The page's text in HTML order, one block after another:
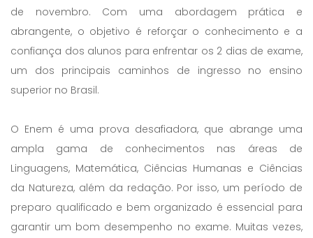
de novembro. Com uma abordagem prática e
abrangente, o objetivo é reforçar o conhecimento e a
confiança dos alunos para enfrentar os 2 dias de exame,
um dos principais caminhos de ingresso no ensino
superior no Brasil.
O Enem é uma prova desafiadora, que abrange uma
ampla gama de conhecimentos nas áreas de
Linguagens, Matemática, Ciências Humanas e Ciências
da Natureza, além da redação. Por isso, um período de
preparo qualificado e bem organizado é essencial para
garantir um bom desempenho no exame. Muitas vezes,